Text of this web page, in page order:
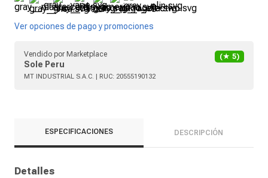
Ver opciones de pago y promociones
Vendido por Marketplace
Sole Peru
(★ 5)
MT INDUSTRIAL S.A.C. | RUC: 20555190132
ESPECIFICACIONES DESCRIPCIÓN
Detalles